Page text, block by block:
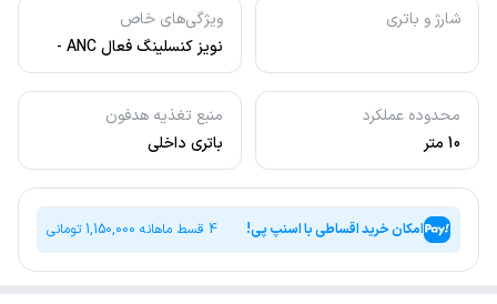
شارژ و باتری
ویژگی‌های خاص
نویز کنسلینگ فعال ANC -
چیپست JL۷۰۰۶
محدوده عملکرد
10 متر
منبع تغذیه هدفون
باتری داخلی
امکان خرید اقساطی با اسنپ پی! 4 قسط ماهانه 1,150,000 تومانی